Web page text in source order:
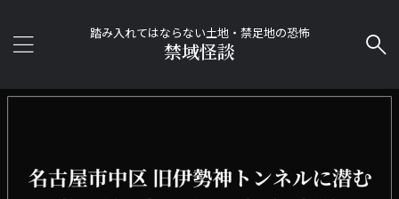
踏み入れてはならない土地・禁足地の恐怖
禁域怪談